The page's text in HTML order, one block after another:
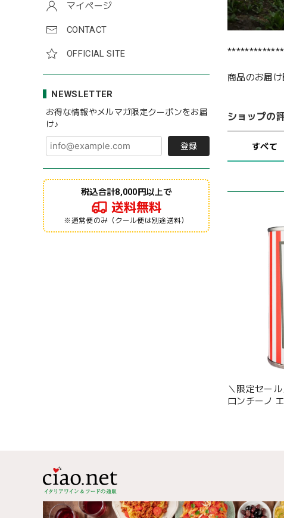
マイページ
CONTACT
OFFICIAL SITE
NEWSLETTER
お得な情報やメルマガ限定クーポンをお届
け♪
登録
税込合計8,000円以上で
送料無料
※通常便のみ（クール便は別途送料）
商品のお届
ショップの
すべて
＼限定セー
ロンチーノ